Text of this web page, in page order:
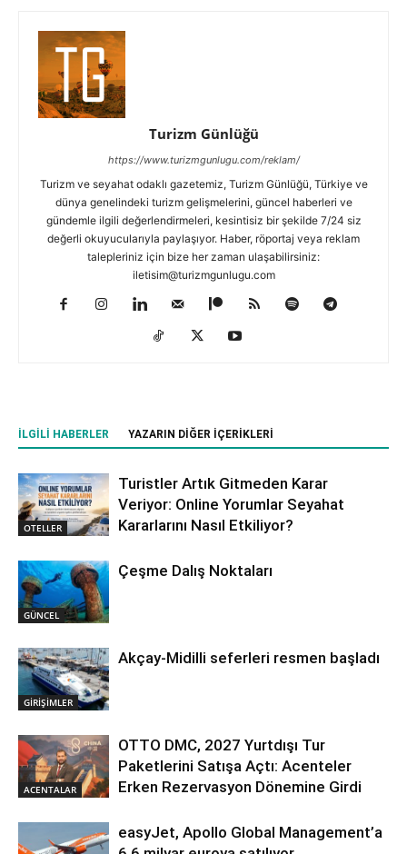
Turizm Günlüğü
https://www.turizmgunlugu.com/reklam/
Turizm ve seyahat odaklı gazetemiz, Turizm Günlüğü, Türkiye ve
dünya genelindeki turizm gelişmelerini, güncel haberleri ve
gündemle ilgili değerlendirmeleri, kesintisiz bir şekilde 7/24 siz
değerli okuyucularıyla paylaşıyor. Haber, röportaj veya reklam
talepleriniz için bize her zaman ulaşabilirsiniz:
iletisim@turizmgunlugu.com
İLGILI HABERLER YAZARIN DIĞER İÇERIKLERI
OTELLER
Turistler Artık Gitmeden Karar
Veriyor: Online Yorumlar Seyahat
Kararlarını Nasıl Etkiliyor?
GÜNCEL
Çeşme Dalış Noktaları
GİRİŞİMLER
Akçay-Midilli seferleri resmen başladı
ACENTALAR
OTTO DMC, 2027 Yurtdışı Tur
Paketlerini Satışa Açtı: Acenteler
Erken Rezervasyon Dönemine Girdi
easyJet, Apollo Global Management’a